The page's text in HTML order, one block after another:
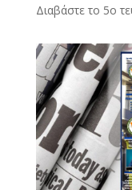
Διαβάστε το 5ο